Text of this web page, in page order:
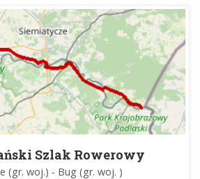
Szlak Rowerowy
(gr. woj.) - Bug (gr. woj. )